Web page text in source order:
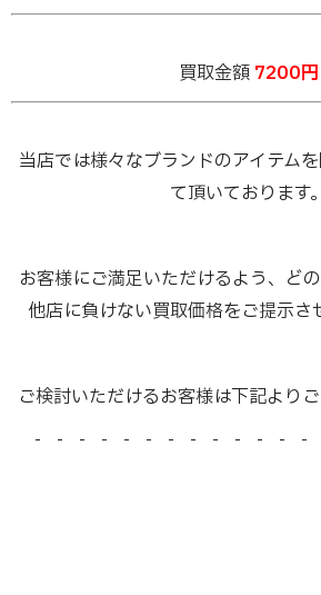
買取金額 7200円
当店では様々なブランドのアイテム
て頂いております。
お客様にご満足いただけるよう、ど
他店に負けない買取価格をご提示さ
ご検討いただけるお客様は下記より
- - - - - - - - - - - - -